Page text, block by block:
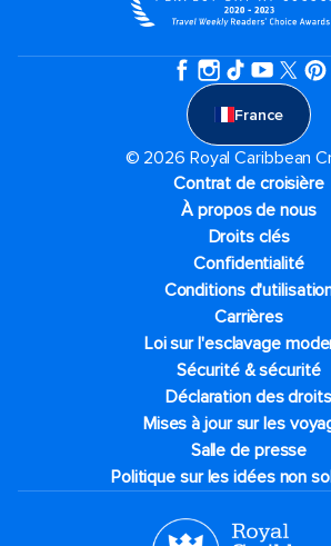
France
© 2026 Royal Caribbean
Contrat de croisière
À propos de nous
Droits clés
Confidentialité
Conditions
Carrières
Loi sur l'esclavage
Sécurité & sécurité
Déclaration des droits
Mises à jour sur les
Salle de presse
Politique sur les idées non